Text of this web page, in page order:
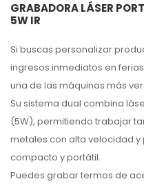
GRABADORA LÁSER
5W IR
Si buscas personalizar
ingresos inmediatos en
una de las máquinas más
Su sistema dual combina
(5W), permitiendo trabajar
metales con alta velocidad y
compacto y portátil.
Puedes grabar termos de